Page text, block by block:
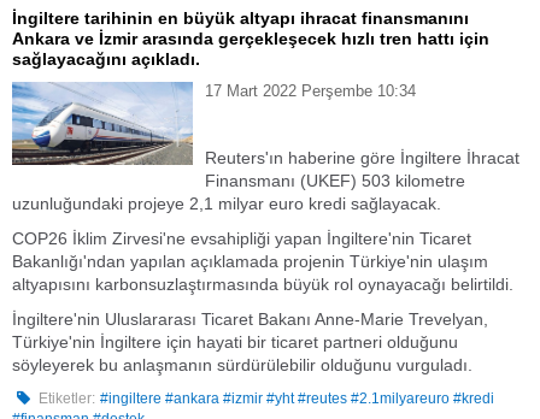
İngiltere tarihinin en büyük altyapı ihracat finansmanını
Ankara ve İzmir arasında gerçekleşecek hızlı tren hattı için
sağlayacağını açıkladı.
17 Mart 2022 Perşembe 10:34
Reuters'ın haberine göre İngiltere İhracat
Finansmanı (UKEF) 503 kilometre
uzunluğundaki projeye 2,1 milyar euro kredi sağlayacak.
COP26 İklim Zirvesi'ne evsahipliği yapan İngiltere'nin Ticaret
Bakanlığı'ndan yapılan açıklamada projenin Türkiye'nin ulaşım
altyapısını karbonsuzlaştırmasında büyük rol oynayacağı belirtildi.
İngiltere'nin Uluslararası Ticaret Bakanı Anne-Marie Trevelyan,
Türkiye'nin İngiltere için hayati bir ticaret partneri olduğunu
söyleyerek bu anlaşmanın sürdürülebilir olduğunu vurguladı.
Etiketler: #ingiltere #ankara #izmir #yht #reutes #2.1milyareuro #kredi